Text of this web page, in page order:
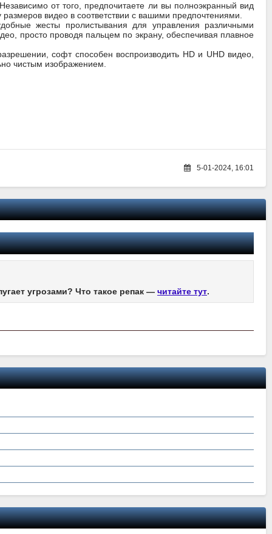
от того, предпочитаете ли вы полноэкранный вид
видео в соответствии с вашими предпочтениями.
жесты пролистывания для управления различными
просто проводя пальцем по экрану, обеспечивая плавное
софт способен воспроизводить HD и UHD видео,
чистым изображением.
5-01-2024, 16:01
угрозами? Что такое репак — читайте тут.